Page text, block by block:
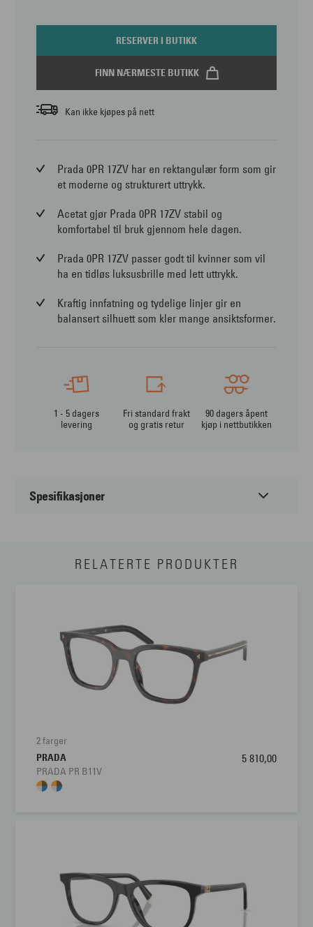
RESERVER I BUTIKK
FINN NÆRMESTE BUTIKK
Kan ikke kjøpes på nett
Prada 0PR 17ZV har en rektangulær form som gir
et moderne og strukturert uttrykk.
Acetat gjør Prada 0PR 17ZV stabil og
komfortabel til bruk gjennom hele dagen.
Prada 0PR 17ZV passer godt til kvinner som vil
ha en tidløs luksusbrille med lett uttrykk.
Kraftig innfatning og tydelige linjer gir en
balansert silhuett som kler mange ansiktsformer.
1 - 5 dagers
levering
Fri standard frakt
og gratis retur
90 dagers åpent
kjøp i nettbutikken
Spesifikasjoner
Materiale:
Størrelse:
Bredde glass 42 mm
RELATERTE PRODUKTER
2 farger
PRADA
PRADA PR B11V
5 810,00